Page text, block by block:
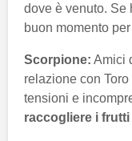
dove è venuto. Se
buon momento
Scorpione: Amici
relazione con Toro
tensioni e
raccogliere i frutti